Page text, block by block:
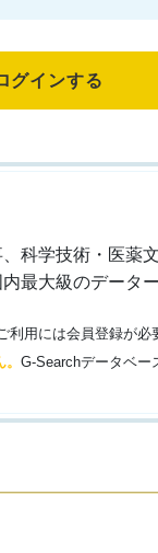
科学技術・医薬
最大級のデータ
用には会員登録が必
。G-Searchデータベー